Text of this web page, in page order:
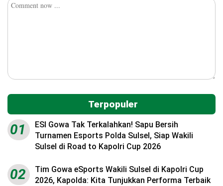
Terpopuler
01
ESI Gowa Tak Terkalahkan! Sapu Bersih
Turnamen Esports Polda Sulsel, Siap Wakili
Sulsel di Road to Kapolri Cup 2026
02
Tim Gowa eSports Wakili Sulsel di Kapolri Cup
2026, Kapolda: Kita Tunjukkan Performa Terbaik